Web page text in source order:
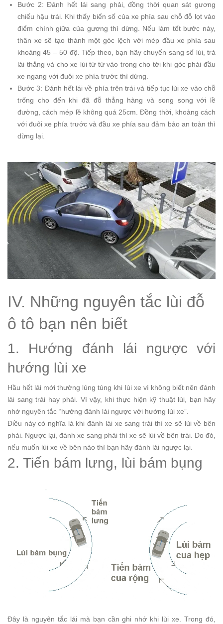
Bước 2: Đánh hết lái sang phải, đồng thời quan sát gương
chiếu hậu trái. Khi thấy biển số của xe phía sau chỗ đỗ lọt vào
điểm chính giữa của gương thì dừng. Nếu làm tốt bước này,
thân xe sẽ tạo thành một góc lệch với mép đầu xe phía sau
khoảng 45 – 50 độ. Tiếp theo, bạn hãy chuyển sang số lùi, trả
lái thẳng và cho xe lùi từ từ vào trong cho tới khi góc phải đầu
xe ngang với đuôi xe phía trước thì dừng.
Bước 3: Đánh hết lái về phía trên trái và tiếp tục lùi xe vào chỗ
trống cho đến khi đã đỗ thẳng hàng và song song với lề
đường, cách mép lề không quá 25cm. Đồng thời, khoảng cách
với đuôi xe phía trước và đầu xe phía sau đảm bảo an toàn thì
dừng lại.
IV. Những nguyên tắc lùi đỗ
ô tô bạn nên biết
1. Hướng đánh lái ngược với
hướng lùi xe
Hầu hết lái mới thường lúng túng khi lùi xe vì không biết nên đánh
lái sang trái hay phải. Vì vậy, khi thực hiện kỹ thuật lùi, bạn hãy
nhớ nguyên tắc “hướng đánh lái ngược với hướng lùi xe”.
Điều này có nghĩa là khi đánh lái xe sang trái thì xe sẽ lùi về bên
phải. Ngược lại, đánh xe sang phải thì xe sẽ lùi về bên trái. Do đó,
nếu muốn lùi xe về bên nào thì bạn hãy đánh lái ngược lại.
2. Tiến bám lưng, lùi bám bụng
Đây là nguyên tắc lái mà bạn cần ghi nhớ khi lùi xe. Trong đó,